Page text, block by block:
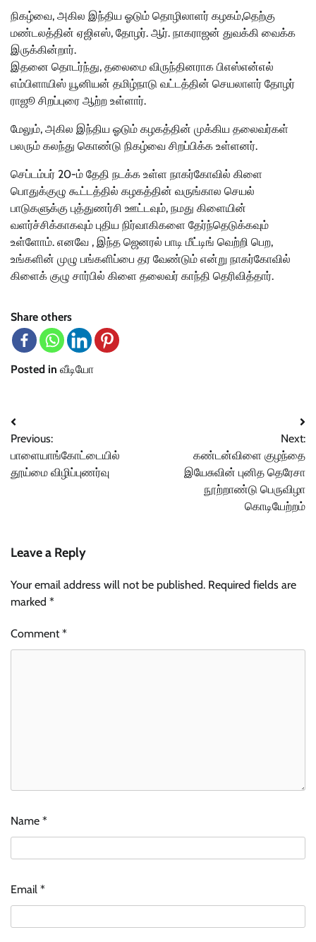
நிகழ்வை, அகில இந்திய ஓடும் தொழிலாளர் கழகம்,தெற்கு
மண்டலத்தின் ஏஜிஎஸ், தோழர். ஆர். நாகராஜன் துவக்கி வைக்க
இருக்கின்றார்.
இதனை தொடர்ந்து, தலைமை விருந்தினராக பிஎஸ்என்எல்
எம்பிளாயிஸ் யூனியன் தமிழ்நாடு வட்டத்தின் செயலாளர் தோழர்
ராஜூ சிறப்புரை ஆற்ற உள்ளார்.
மேலும், அகில இந்திய ஓடும் கழகத்தின் முக்கிய தலைவர்கள்
பலரும் கலந்து கொண்டு நிகழ்வை சிறப்பிக்க உள்ளனர்.
செப்டம்பர் 20-ம் தேதி நடக்க உள்ள நாகர்கோவில் கிளை
பொதுக்குழு கூட்டத்தில் கழகத்தின் வருங்கால செயல்
பாடுகளுக்கு புத்துணர்சி ஊட்டவும், நமது கிளையின்
வளர்ச்சிக்காகவும் புதிய நிர்வாகிகளை தேர்ந்தெடுக்கவும்
உள்ளோம். எனவே , இந்த ஜெனரல் பாடி மீட்டிங் வெற்றி பெற,
உங்களின் முழு பங்களிப்பை தர வேண்டும் என்று நாகர்கோவில்
கிளைக் குழு சார்பில் கிளை தலைவர் காந்தி தெரிவித்தார்.
Share others
Posted in வீடியோ
Post
navigation
Previous:
பாளையாங்கோட்டையில்
தூய்மை விழிப்புணர்வு
Next:
கண்டன்விளை குழந்தை
இயேசுவின் புனித தெரேசா
நூற்றாண்டு பெருவிழா
கொடியேற்றம்
Leave a Reply
Your email address will not be published. Required fields are
marked *
Comment*
Name *
Email *